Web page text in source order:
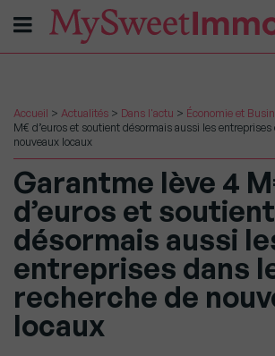
Accueil > Actualités > Dans l'actu > Économie et
M€ d’euros et soutient désormais aussi les
nouveaux locaux
Garantme lève 4
d’euros et soutient
désormais aussi
entreprises dans
recherche de
locaux